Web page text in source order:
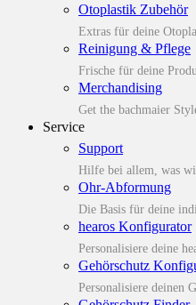
Otoplastik Zubehör
Extras für deine
Reinigung & Pflege
Frische für deine
Merchandising
Get the bachmaier
Service
Support
Hilfe bei allem, was
Ohr-Abformung
Die Basis für deine
hearos Konfigurator
Personalisiere deine
Gehörschutz
Personalisiere deinen